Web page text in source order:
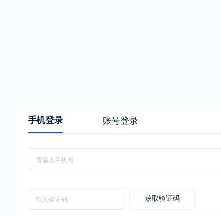
手机登录 账号登录
获取验证码